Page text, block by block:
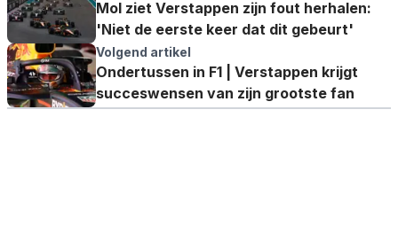
Mol ziet Verstappen zijn fout herhalen:
'Niet de eerste keer dat dit gebeurt'
Volgend artikel
Ondertussen in F1 | Verstappen krijgt
succeswensen van zijn grootste fan